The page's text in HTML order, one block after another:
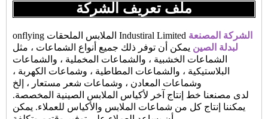
ملف تعريف الشركة
onflying الملابس الملحقات Industiral Limited الشركة المصنعة
لبدلة الصين يمكن أن توفر ذلك جميع أنواع الشماعات ، مثل
الشماعات الخشبية ، والشماعات المخملية ، والشماعات
البلاستيكية ، والشماعات المطاطية ، وشماعات الكهربة ،
وشماعات المعادن ، وشماعات شعر مستعار ، إلخ
لدى مصنعنا خط إنتاج آخر لأكياس الملابس الصينية المخصصة.
يمكننا إنتاج كل من شماعات الملابس والأكياس للعملاء. يمكن